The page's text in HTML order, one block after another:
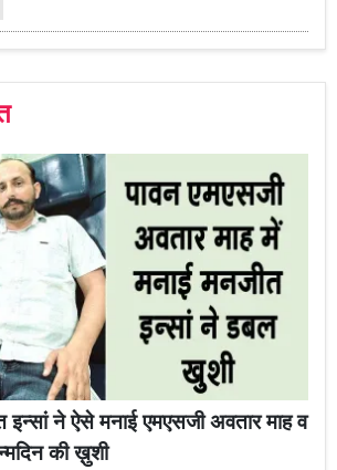
ने ऐसे मनाई एमएसजी अवतार माह व
की ख़ुशी